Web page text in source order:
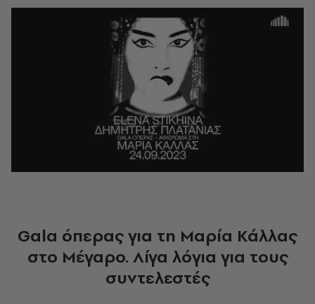
Gala όπερας για τη Μαρία Κάλλας
στο Μέγαρο. Λίγα λόγια για τους
συντελεστές